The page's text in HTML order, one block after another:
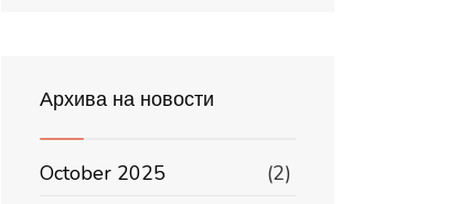
Архива на новости
October 2025
(2)